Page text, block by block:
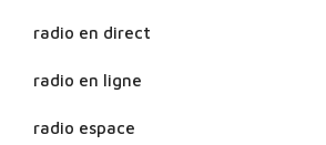
radio en direct
radio en ligne
radio espace